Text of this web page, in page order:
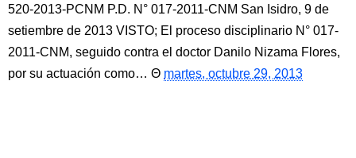
520-2013-PCNM P.D. N° 017-2011-CNM San Isidro, 9 de
setiembre de 2013 VISTO; El proceso disciplinario N° 017-
2011-CNM, seguido contra el doctor Danilo Nizama Flores,
por su actuación como…
martes, octubre 29, 2013